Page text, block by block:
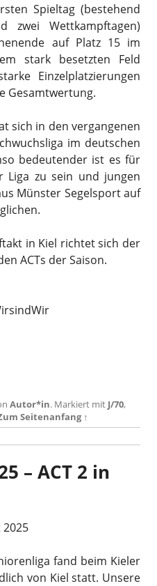
Spieltag (bestehend
zwei Wettkampftagen)
auf Platz 15 im
stark besetzten Feld
Einzelplatzierungen
Gesamtwertung.
sich in den vergangenen
im deutschen
bedeutender ist es für
Liga zu sein und jungen
Münster Segelsport auf
in Kiel richtet sich der
ACTs der Saison.
Autor*in. Markiert mit J/70,
Seitenanfang ↑
– ACT 2 in
2025
fand beim Kieler
von Kiel statt. Unsere